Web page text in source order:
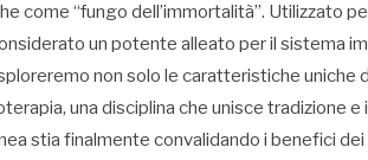
come “fungo dell’immortalità”. Utilizzato
un potente alleato per il sistema
non solo le caratteristiche uniche
una disciplina che unisce tradizione e
stia finalmente convalidando i benefici dei